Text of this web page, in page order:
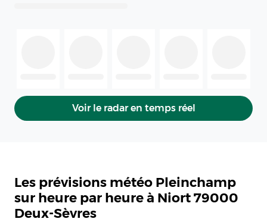
Voir le radar en temps réel
Les prévisions météo Pleinchamp
sur heure par heure à Niort 79000
Deux-Sèvres